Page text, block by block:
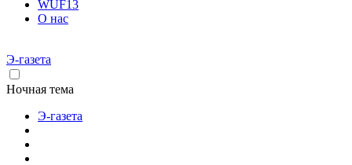
WUF13
О нас
Э-газета
Ночная тема
Э-газета